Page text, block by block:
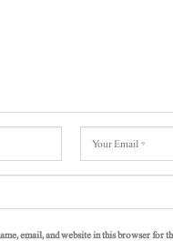
email, and website in this browser for